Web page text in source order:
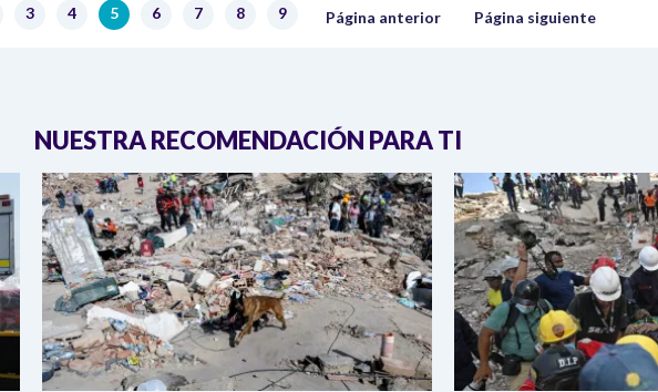
Página
3 Página
4 Página actual
5 Página
6 Página
7 Página
8 Página
9 Página anterior
Página anterior Siguiente página
Página siguiente
NUESTRA RECOMENDACIÓN PARA TI